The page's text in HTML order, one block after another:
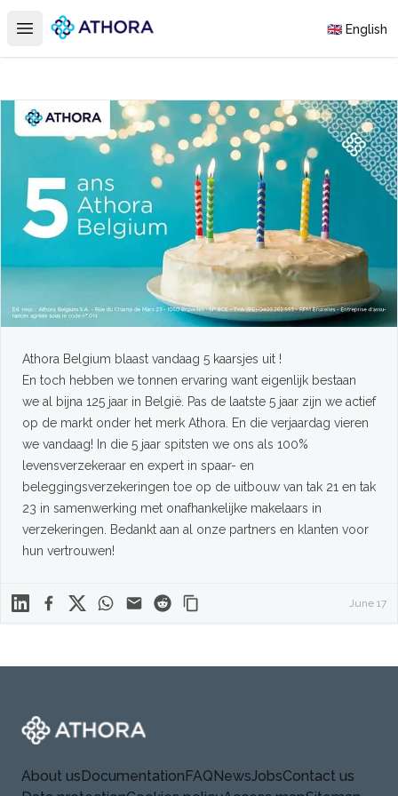
Open main menu
Athora 🇬🇧 English
Athora Belgium blaast vandaag 5 kaarsjes uit !
En toch hebben we tonnen ervaring want eigenlijk bestaan
we al bijna 125 jaar in België. Pas de laatste 5 jaar zijn we actief
op de markt onder het merk Athora. En die verjaardag vieren
we vandaag! In die 5 jaar spitsten we ons als 100%
levensverzekeraar en expert in spaar- en
beleggingsverzekeringen toe op de uitbouw van tak 21 en tak
23 in samenwerking met onafhankelijke makelaars in
verzekeringen. Bedankt aan al onze partners en klanten voor
hun vertrouwen!
LinkedinFacebook
X WhatsApp
Mail Reddit June 17
Athora
About usDocumentationFAQNewsJobsContact us